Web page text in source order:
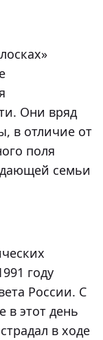
Они вряд
в отличие от
поля
семьи
году
России. С
в этот день
в ходе